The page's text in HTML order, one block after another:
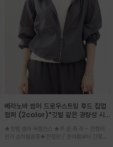
베라노바 썸머 드로우스트링 후드 집업
점퍼 (2color)*깃털 같은 경량성 시원
(Volume Fit)가볍지만 입체적인 실
루엣을 유지하는 구조적 디자인
★핫템 썸머 득템찬스 ★주.문.폭.주 - 전컬러
인기 순차발송중★한정판 / 한여름부터 간절기